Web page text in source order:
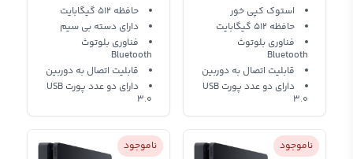
Sony PS4 Slim stock
512gb
استوک کپی خور
حافظه 512 گیگابایت
فناوری‌ بلوتوث
Bluetooth
قابلیت اتصال به دوربین
دارای دو عدد پورت USB
۳.۰
PS4 Slim stock 512gb
حافظه 512 گیگابایت
دارای دسته بی سیم
فناوری‌ بلوتوث
Bluetooth
قابلیت اتصال به دوربین
دارای دو عدد پورت USB
۳.۰
ناموجود ناموجود